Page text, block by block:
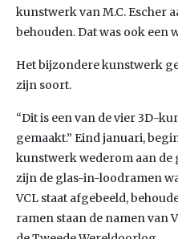
kunstwerk van M.C. Escher
behouden. Dat was ook een
Het bijzondere kunstwerk
zijn soort.
“Dit is een van de vier 3D-
gemaakt.” Eind januari,
kunstwerk wederom aan de
zijn de glas-in-loodramen
VCL staat afgebeeld,
ramen staan de namen van